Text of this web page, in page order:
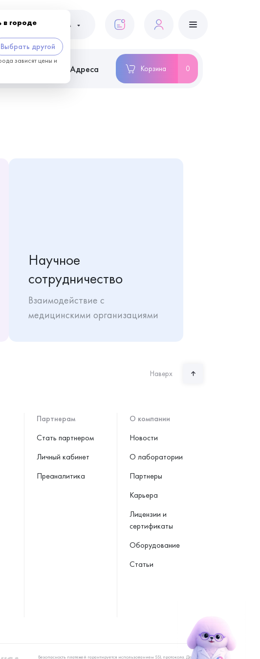
в городе
Выбрать другой
зависят цены и
Пациентам
Адреса Корзина 0
Научное
сотрудничество
Взаимодействие с
медицинскими организациями
Наверх
Партнерам
Стать партнером
Личный кабинет
Преаналитика
О компании
Новости
О лаборатории
Партнеры
Карьера
Лицензии и
сертификаты
Оборудование
Статьи
Безопасность платежей гарантируется использованием SSL протокола. Данные